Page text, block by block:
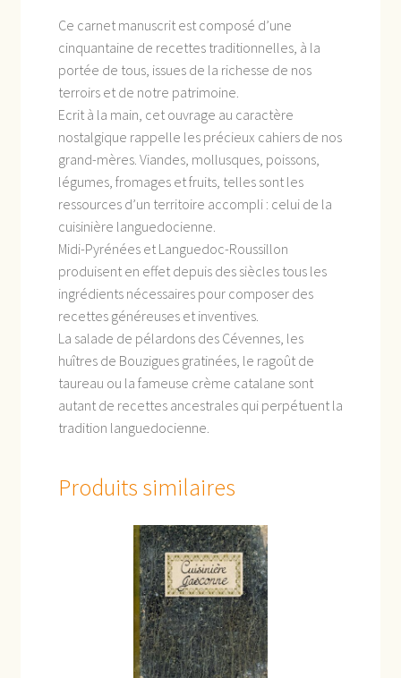
Ce carnet manuscrit est composé d’une
cinquantaine de recettes traditionnelles, à la
portée de tous, issues de la richesse de nos
terroirs et de notre patrimoine.
Ecrit à la main, cet ouvrage au caractère
nostalgique rappelle les précieux cahiers de nos
grand-mères. Viandes, mollusques, poissons,
légumes, fromages et fruits, telles sont les
ressources d’un territoire accompli : celui de la
cuisinière languedocienne.
Midi-Pyrénées et Languedoc-Roussillon
produisent en effet depuis des siècles tous les
ingrédients nécessaires pour composer des
recettes généreuses et inventives.
La salade de pélardons des Cévennes, les
huîtres de Bouzigues gratinées, le ragoût de
taureau ou la fameuse crème catalane sont
autant de recettes ancestrales qui perpétuent la
tradition languedocienne.
Produits similaires